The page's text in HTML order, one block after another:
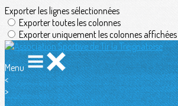
Exporter les lignes sélectionnées
Exporter toutes les colonnes
Exporter uniquement les colonnes affichées
Menu
<
>